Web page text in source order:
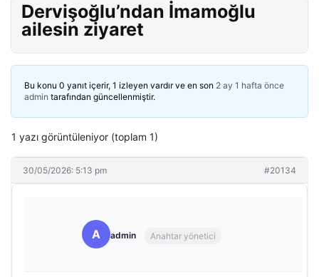
Dervişoğlu’ndan İmamoğlu
ailesin ziyaret
Bu konu 0 yanıt içerir, 1 izleyen vardır ve en son 2 ay 1 hafta önce
admin tarafından güncellenmiştir.
1 yazı görüntüleniyor (toplam 1)
30/05/2026: 5:13 pm #20134
A admin Anahtar yönetici